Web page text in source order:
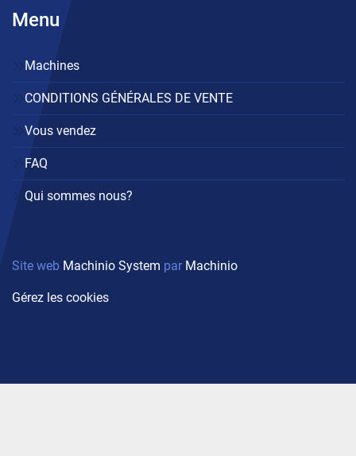
Menu
Machines
CONDITIONS GÉNÉRALES DE VENTE
Vous vendez
FAQ
Qui sommes nous?
Site web Machinio System par Machinio
Gérez les cookies